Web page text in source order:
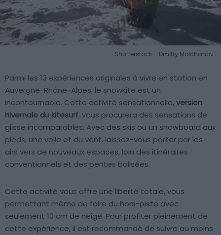
Shutterstock – Dmitry Molchanov
Parmi les 13 expériences originales à vivre en station en
Auvergne-Rhône-Alpes, le snowkite est un
incontournable. Cette activité sensationnelle, version
hivernale du kitesurf, vous procurera des sensations de
glisse incomparables. Avec des skis ou un snowboard aux
pieds, une voile et du vent, laissez-vous porter par les
airs vers de nouveaux espaces, loin des itinéraires
conventionnels et des pentes balisées.
Cette activité vous offre une liberté totale, vous
permettant même de faire du hors-piste avec
seulement 10 cm de neige. Pour profiter pleinement de
cette expérience, il est recommandé de suivre au moins